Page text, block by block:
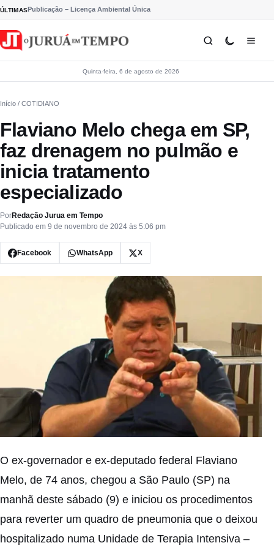
Pular para o conteúdo
ÚLTIMASPublicação – Licença Ambiental Única
Quinta-feira, 6 de agosto de 2026
Início / COTIDIANO
Flaviano Melo chega em SP,
faz drenagem no pulmão e
inicia tratamento
especializado
PorRedação Jurua em Tempo
Publicado em 9 de novembro de 2024 às 5:06 pm
Facebook WhatsApp X
O ex-governador e ex-deputado federal Flaviano
Melo, de 74 anos, chegou a São Paulo (SP) na
manhã deste sábado (9) e iniciou os procedimentos
para reverter um quadro de pneumonia que o deixou
hospitalizado numa Unidade de Terapia Intensiva –